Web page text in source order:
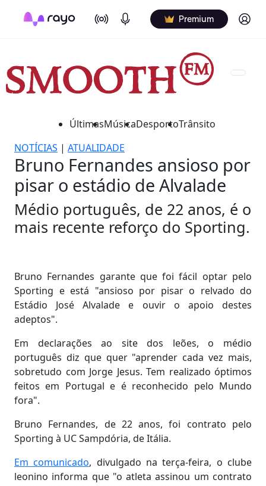
On Air Podcasts Premium Log in
ÚltimasMúsicaDesportoTrânsito
NOTÍCIAS | ATUALIDADE
Bruno Fernandes ansioso por
pisar o estádio de Alvalade
Médio português, de 22 anos, é o
mais recente reforço do Sporting.
Bruno Fernandes garante que foi fácil optar pelo
Sporting e está "ansioso por pisar o relvado do
Estádio José Alvalade e ouvir o apoio destes
adeptos".
Em declarações ao site dos leões, o médio
português diz que quer "aprender cada vez mais,
sobretudo com Jorge Jesus. Tem realizado óptimos
feitos em Portugal e é reconhecido pelo Mundo
fora".
Bruno Fernandes, de 22 anos, foi contrato pelo
Sporting à UC Sampdória, de Itália.
Em comunicado, divulgado na terça-feira, o clube
leonino informa que "o atleta assinou um contrato